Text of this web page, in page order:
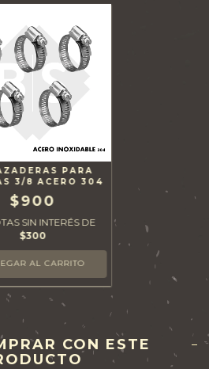
PARA
3/8 ACERO 304
$900
SIN INTERÉS DE
$300
CON ESTE